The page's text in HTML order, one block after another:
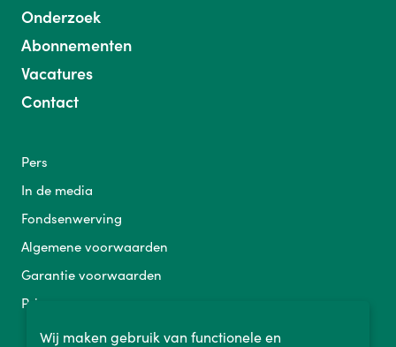
Onderzoek
Abonnementen
Vacatures
Contact
Pers
In de media
Fondsenwerving
Algemene voorwaarden
Garantie voorwaarden
Privacy
Wij maken gebruik van functionele en